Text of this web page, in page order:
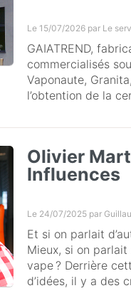
Le 15/07/2026 par Le
GAIATREND,
commercialisés
Vaponaute,
l’obtention de la
Olivier
Influences
Le 24/07/2025 par
Et si on parlait
Mieux, si on
vape ? Derrière
d’idées, il y a des